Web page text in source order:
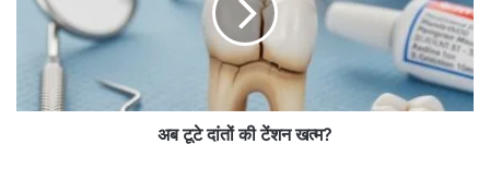
श
अब टूटे दांतों की टेंशन खत्म?